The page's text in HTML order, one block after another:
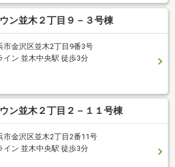
ン並木２丁目９－３号棟
市金沢区並木2丁目9番3号
イン 並木中央駅 徒歩3分
ン並木２丁目２－１１号棟
市金沢区並木2丁目2番11号
イン 並木中央駅 徒歩3分